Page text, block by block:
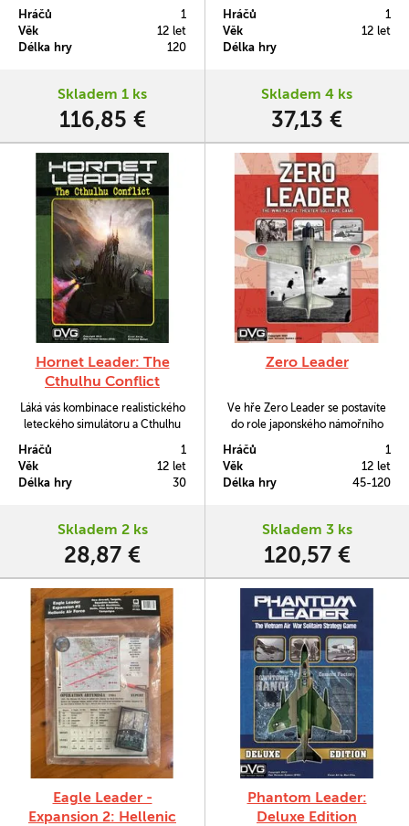
nepřátelských oblacích
druhoválečného Tichomoří.
Hráčů
1
Věk
12 let
Délka hry
120
Skladem 1 ks
116,85 €
oddělení od zbytku sil NATO,
nicméně vzhledem ke zhoršující
se situaci na pozemních bojištích
třeba zasáhnout. Zatímco většina
letadlech či…
Hráčů
1
Věk
12 let
Délka hry
Skladem 4 ks
37,13 €
Hornet Leader: The
Cthulhu Conflict
Láká vás kombinace realistického
leteckého simulátoru a Cthulhu
náš svět? The Cthulhu Conflict
rozšíření pro solitaire válečnou
hru Hornet Leader zodpoví
ohledně aspektů takového střetu.
Hráčů
1
Věk
12 let
Délka hry
30
Skladem 2 ks
28,87 €
Zero Leader
Ve hře Zero Leader se postavíte
do role japonského námořního
Hráčů
1
Věk
12 let
Délka hry
45-120
Skladem 3 ks
120,57 €
Eagle Leader -
Expansion 2: Hellenic
Phantom Leader:
Deluxe Edition